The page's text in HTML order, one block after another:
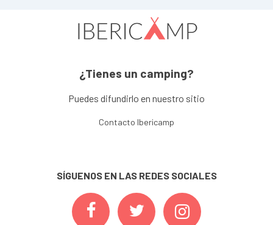
¿Tienes un camping?
Puedes difundirlo en nuestro sitio
Contacto Ibericamp
SÍGUENOS EN LAS REDES SOCIALES